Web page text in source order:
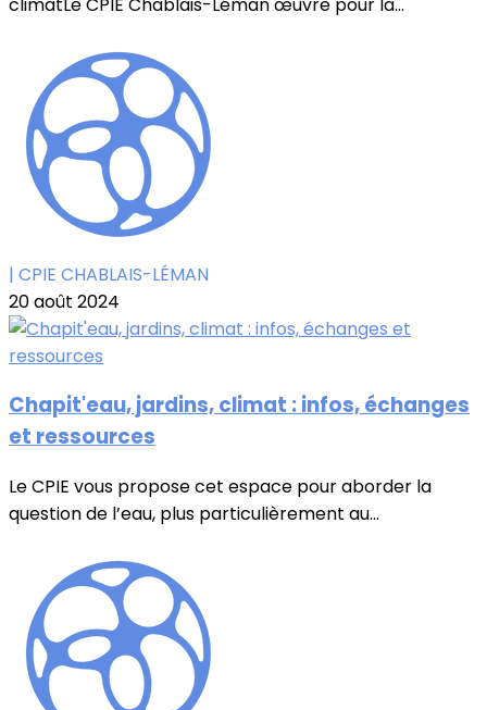
| CPIE CHABLAIS-LÉMAN
20 août 2024
Chapit'eau, jardins, climat : infos, échanges
et ressources
Le CPIE vous propose cet espace pour aborder la
question de l’eau, plus particulièrement au...